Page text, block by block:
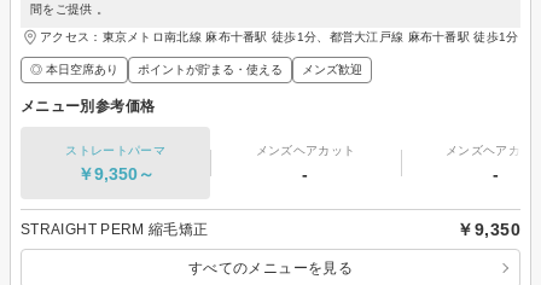
間をご提供 。
アクセス：東京メトロ南北線 麻布十番駅 徒歩1分、都営大江戸線 麻布十番駅 徒歩1分
◎ 本日空席あり ポイントが貯まる・使える メンズ歓迎
メニュー別参考価格
ストレートパーマ
￥9,350～
メンズヘアカット
-
メンズヘアカラ
-
STRAIGHT PERM 縮毛矯正 ￥9,350
すべてのメニューを見る